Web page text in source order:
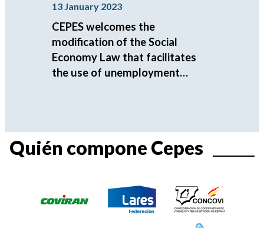
13 January 2023
CEPES welcomes the
modification of the Social
Economy Law that facilitates
the use of unemployment
Quién compone Cepes